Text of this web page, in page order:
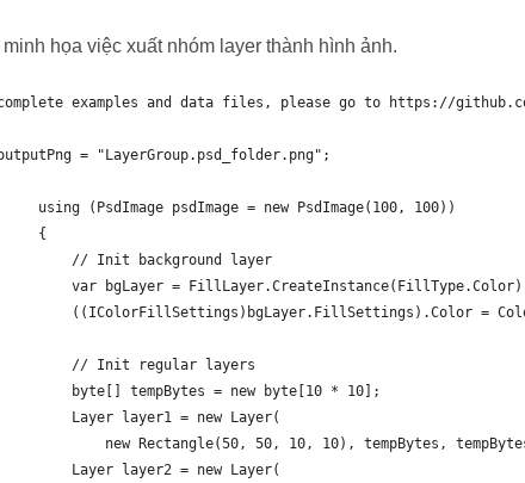
họa việc xuất nhóm layer thành hình ảnh.
examples and data files, please go to https://
= "LayerGroup.psd_folder.png";
using (PsdImage psdImage = new PsdImage(100, 100))
{
// Init background layer
var bgLayer =
((IColorFillSettings)bgLayer.FillSettings).Color =
// Init regular layers
byte[] tempBytes = new byte[10 * 10];
Layer layer1 = new Layer(
new Rectangle(50, 50, 10, 10), tempBytes,
Layer layer2 = new Layer(